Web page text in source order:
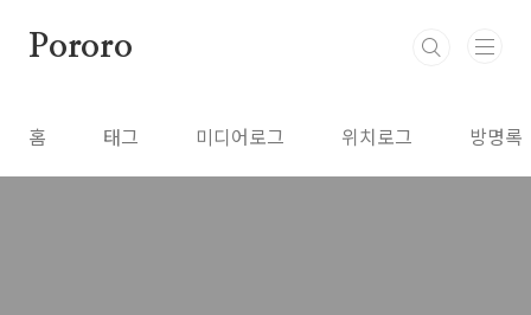
Pororo
홈 태그 미디어로그 위치로그 방명록